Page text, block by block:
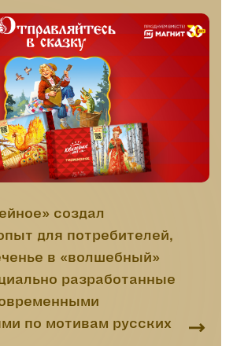
создал
для потребителей,
в «волшебный»
разработанные
по мотивам русских